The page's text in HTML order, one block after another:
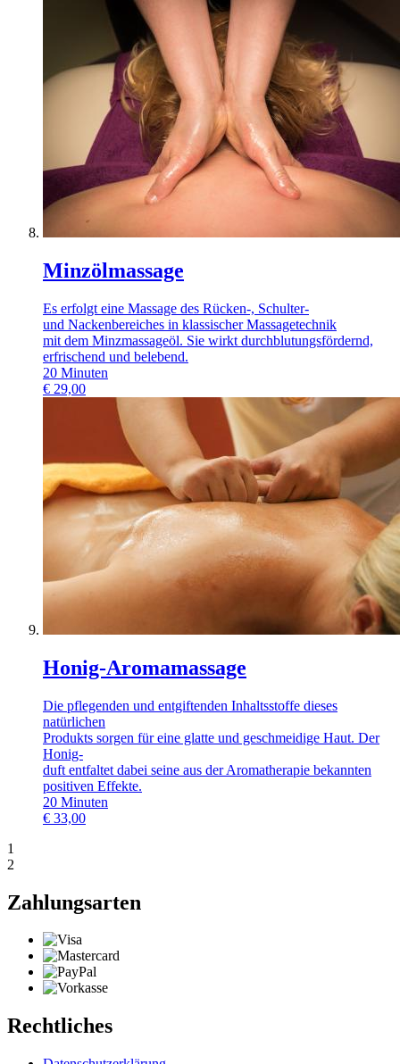
Minzölmassage
Es erfolgt eine Massage des Rücken-, Schulter-
und Nackenbereiches in klassischer Massagetechnik
mit dem Minzmassageöl. Sie wirkt durchblutungsfördernd,
erfrischend und belebend.
20 Minuten
€ 29,00
Honig-Aromamassage
Die pflegenden und entgiftenden Inhaltsstoffe dieses
natürlichen
Produkts sorgen für eine glatte und geschmeidige Haut. Der
Honig-
duft entfaltet dabei seine aus der Aromatherapie bekannten
positiven Effekte.
20 Minuten
€ 33,00
1
2
Zahlungsarten
Rechtliches